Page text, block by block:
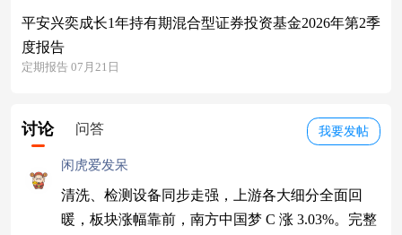
平安兴奕成长1年持有期混合型证券投资基金2026年第2季
度报告
定期报告 07月21日
我要发帖
讨论 问答
闲虎爱发呆
清洗、检测设备同步走强，上游各大细分全面回
暖，板块涨幅靠前，南方中国梦 C 涨 3.03%。完整